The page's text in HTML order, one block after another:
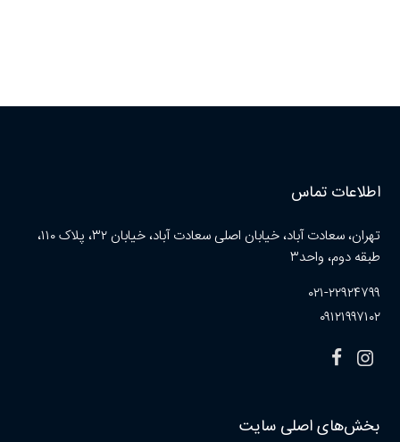
اطلاعات تماس
تهران، سعادت آباد، خیابان اصلی سعادت آباد، خیابان ۳۲، پلاک ۱۱۰،
طبقه دوم، واحد۳
۰۲۱-۲۲۹۲۴۷۹۹
۰۹۱۲۱۹۹۷۱۰۲
بخش‌های اصلی سایت